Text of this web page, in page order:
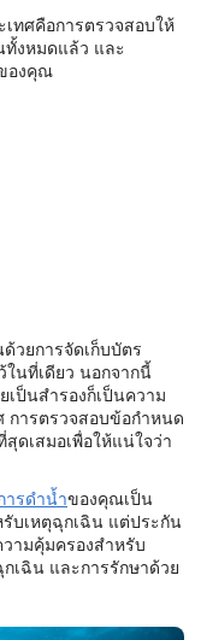
ทศคือการตรวจสอบให้
ทั้งหมดแล้ว และ
องคุณ
วยการจัดเก็บบัตร
นที่เดียว นอกจากนี้
ป็นสำรองก็เป็นความ
การตรวจสอบข้อกำหนด
ดเสมอเพื่อให้แน่ใจว่า
ารดำน้ำของคุณเป็น
บเหตุฉุกเฉิน แต่ประกัน
ามคุ้มครองสำหรับ
เฉิน และการรักษาด้วย